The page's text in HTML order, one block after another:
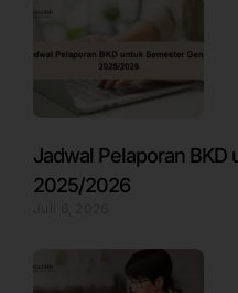
Jadwal Pelaporan BKD
2025/2026